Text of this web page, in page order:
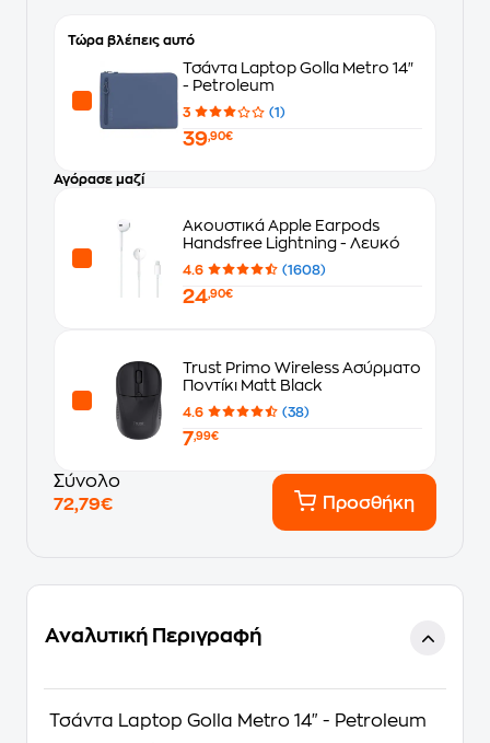
Τώρα βλέπεις αυτό
Τσάντα Laptop Golla Metro 14"
- Petroleum
3 (1)
39,90€
Αγόρασε μαζί
Ακουστικά Apple Earpods
Handsfree Lightning - Λευκό
4.6 (1608)
24,90€
Trust Primo Wireless Ασύρματο
Ποντίκι Matt Black
4.6 (38)
7,99€
Σύνολο
72,79€
Προσθήκη
Αναλυτική Περιγραφή
Τσάντα Laptop Golla Metro 14" - Petroleum